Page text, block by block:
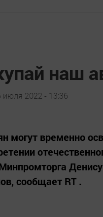
наш
июля 2022 - 13:36
могут временно
сообщает RT .